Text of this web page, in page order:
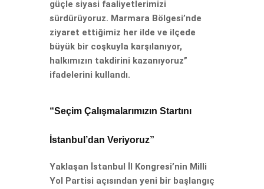
güçle siyasi faaliyetlerimizi
sürdürüyoruz. Marmara Bölgesi’nde
ziyaret ettiğimiz her ilde ve ilçede
büyük bir coşkuyla karşılanıyor,
halkımızın takdirini kazanıyoruz”
ifadelerini kullandı.
“Seçim Çalışmalarımızın Startını
İstanbul’dan Veriyoruz”
Yaklaşan İstanbul İl Kongresi’nin Milli
Yol Partisi açısından yeni bir başlangıç